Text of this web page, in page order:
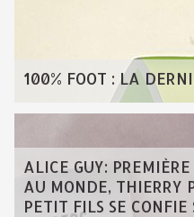
100% FOOT : LA
ALICE GUY:
AU MONDE, THIERRY
PETIT FILS SE CONFIE